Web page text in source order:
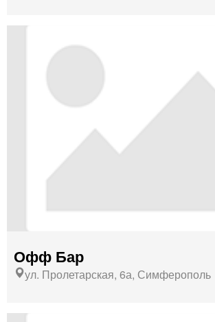
Офф Бар
ул. Пролетарская, 6а, Симферополь